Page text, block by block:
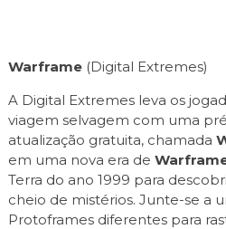
Warframe(Digital Extremes)
A Digital Extremes leva os
viagem selvagem com uma
atualização gratuita, chamada
em uma nova era de
Terra do ano 1999 para
cheio de mistérios. Junte-se a
Protoframes diferentes para